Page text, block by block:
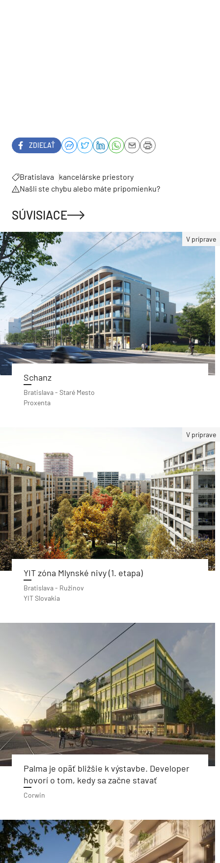
ZDIEĽAŤ
Bratislava
kancelárske priestory
Našli ste chybu alebo máte pripomienku?
SÚVISIACE
V príprave
Schanz
Bratislava - Staré Mesto
Proxenta
V príprave
YIT zóna Mlynské nivy (1. etapa)
Bratislava - Ružinov
YIT Slovakia
Palma je opäť bližšie k výstavbe. Developer
hovorí o tom, kedy sa začne stavať
Corwin